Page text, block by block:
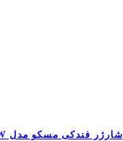
شارژر فندکی مسکو مدل MOSSCO IK-27 – 38W